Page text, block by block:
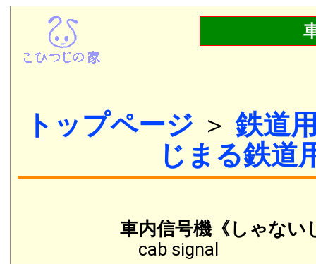
トップページ ＞鉄道
じまる鉄道
車内信号機《しゃない
cab signal